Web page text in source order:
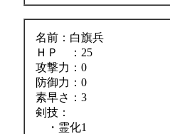
名前：白旗兵
ＨＰ ：25
攻撃力：0
防御力：0
素早さ：3
剣技：
・霊化1